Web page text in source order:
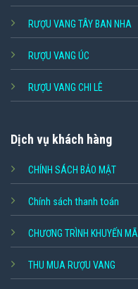
RƯỢU VANG TÂY BAN NHA
RƯỢU VANG ÚC
RƯỢU VANG CHI LÊ
Dịch vụ khách hàng
CHÍNH SÁCH BẢO MẬT
Chính sách thanh toán
CHƯƠNG TRÌNH KHUYẾN MÃI
THU MUA RƯỢU VANG